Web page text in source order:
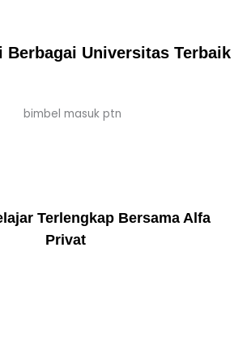
Berbagai Universitas Terbaik
Terlengkap Bersama Alfa
Privat